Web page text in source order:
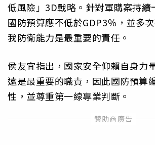
低風險」3D戰略。針對軍購案持續
國防預算應不低於GDP3％，並多
我防衛能力是最重要的責任。
侯友宜指出，國家安全仰賴自身力
遠是最重要的職責，因此國防預算
性，並尊重第一線專業判斷。